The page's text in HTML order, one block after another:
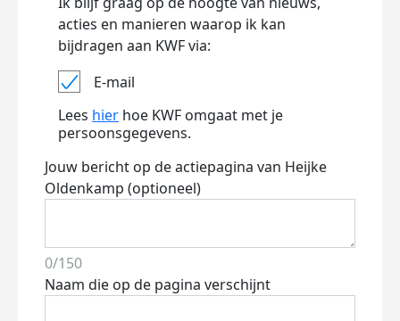
acties en manieren waarop ik kan
bijdragen aan KWF via:
E-mail
Lees hier hoe KWF omgaat met je
persoonsgegevens.
Jouw bericht op de actiepagina van Heijke
Oldenkamp (optioneel)
0/150
Naam die op de pagina verschijnt